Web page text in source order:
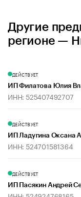
Другие
регионе —
ДЕЙСТВУЕТ
ИП Филатова Юлия
ИНН: 525407492707
ДЕЙСТВУЕТ
ИП Ладугина Оксана
ИНН: 524701581364
ДЕЙСТВУЕТ
ИП Пасякин Андрей